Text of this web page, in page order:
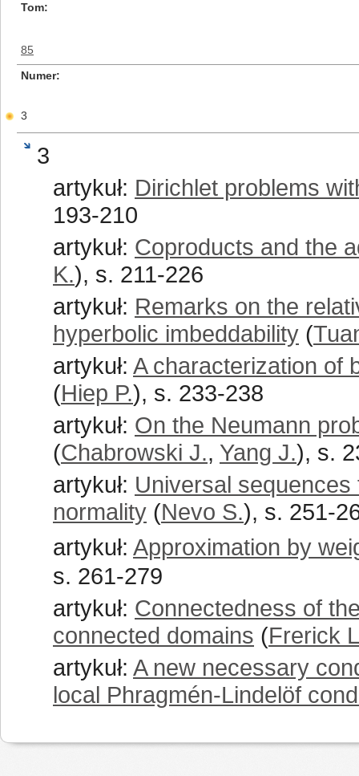
Tom
85
Numer
3
3
artykuł: Dirichlet problems
193-210
artykuł: Coproducts and the
K.), s. 211-226
artykuł: Remarks on the
hyperbolic imbeddability (
artykuł: A characterization of
(Hiep P.), s. 233-238
artykuł: On the Neumann
(Chabrowski J., Yang J.), s.
artykuł: Universal
normality (Nevo S.), s. 251-
artykuł: Approximation by
s. 261-279
artykuł: Connectedness of
connected domains (Frerick
artykuł: A new necessary
local Phragmén-Lindelöf